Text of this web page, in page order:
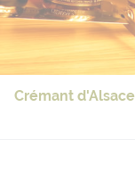
Crémant d'Alsace